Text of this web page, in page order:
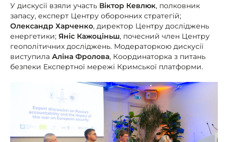
У дискусії взяли участь Віктор Кевлюк, полковник
запасу, експерт Центру оборонних стратегій;
Олександр Харченко, директор Центру досліджень
енергетики; Яніс Кажоціньш, почесний член Центру
геополітичних досліджень. Модераторкою дискусії
виступила Аліна Фролова, Координаторка з питань
безпеки Експертної мережі Кримської платформи.